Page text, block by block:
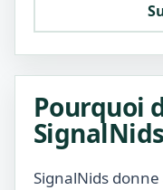
Pourquoi
SignalNids